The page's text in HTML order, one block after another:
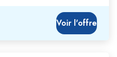
Voir l'offre